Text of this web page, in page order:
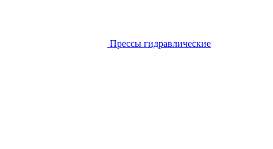
Прессы гидравлические